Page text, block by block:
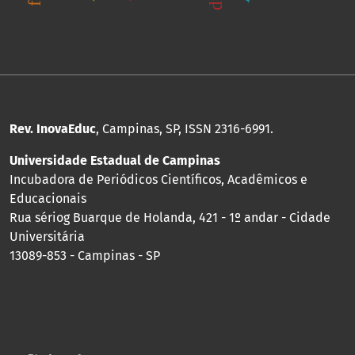
Rev. InovaEduc, Campinas, SP, ISSN 2316-6991.
Universidade Estadual de Campinas
Incubadora de Periódicos Científicos, Acadêmicos e
Educacionais
Rua sériog Buarque de Holanda, 421 - 1º andar - Cidade
Universitária
13089-853 - Campinas - SP